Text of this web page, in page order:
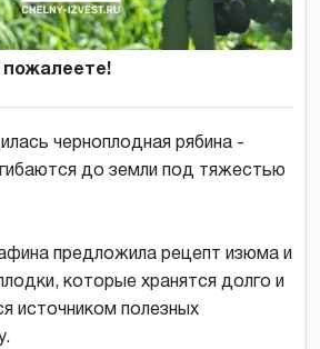
пожалеете!
черноплодная рябина -
до земли под тяжестью
предложила рецепт изюма и
которые хранятся долго и
источником полезных